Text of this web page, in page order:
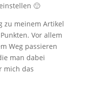
🙂
zu meinem Artikel
Vor allem
Weg passieren
man dabei
mich das